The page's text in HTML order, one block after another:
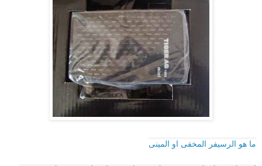
ما هو الرسيفر المخفى او المينى